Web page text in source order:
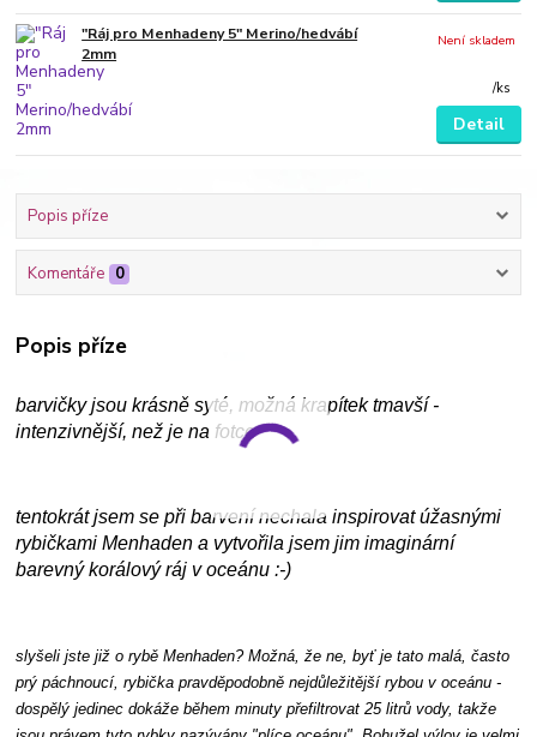
"Ráj pro Menhadeny 5" Merino/hedvábí
2mm
/ks
Není skladem
Detail
Popis příze
Komentáře 0
Popis příze
barvičky jsou krásně syté, možná krapítek tmavší -
intenzivnější, než je na fotce
tentokrát jsem se při barvení nechala inspirovat úžasnými
rybičkami Menhaden a vytvořila jsem jim imaginární
barevný korálový ráj v oceánu :-)
slyšeli jste již o rybě Menhaden? Možná, že ne, byť je tato malá, často
prý páchnoucí, rybička pravděpodobně nejdůležitější rybou v oceánu -
dospělý jedinec dokáže během minuty přefiltrovat 25 litrů vody, takže